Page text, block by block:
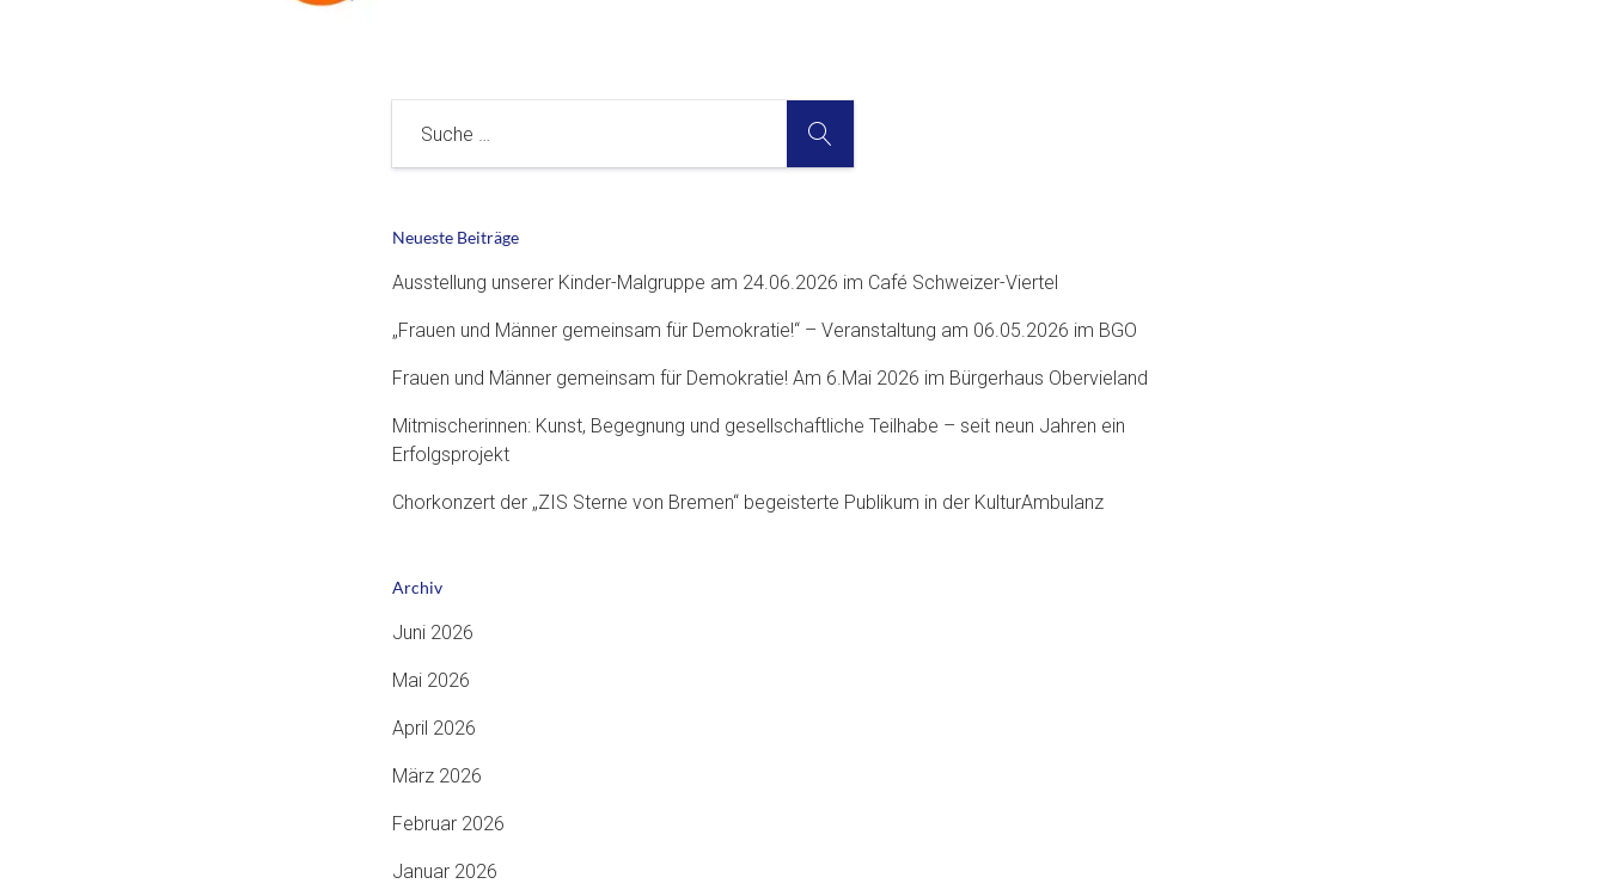
Neueste Beiträge
Ausstellung unserer Kinder-Malgruppe am 24.06.2026 im Café Schweizer-Viertel
„Frauen und Männer gemeinsam für Demokratie!“ – Veranstaltung am 06.05.2026 im BGO
Frauen und Männer gemeinsam für Demokratie! Am 6.Mai 2026 im Bürgerhaus Obervieland
Mitmischerinnen: Kunst, Begegnung und gesellschaftliche Teilhabe – seit neun Jahren ein
Erfolgsprojekt
Chorkonzert der „ZIS Sterne von Bremen“ begeisterte Publikum in der KulturAmbulanz
Archiv
Juni 2026
Mai 2026
April 2026
März 2026
Februar 2026
Januar 2026